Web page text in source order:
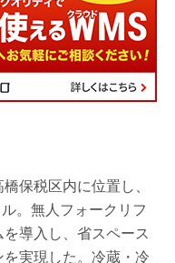
保税区内に位置し、
。無人フォークリフ
導入し、省スペース
実現した。冷蔵・冷